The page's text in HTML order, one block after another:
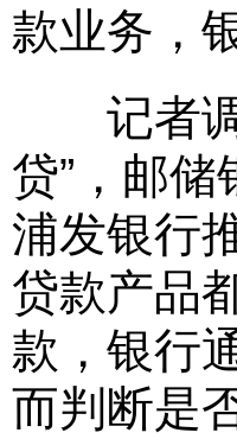
款业务，
记者调
贷”，邮
浦发银行
贷款产品
款，银行
而判断是